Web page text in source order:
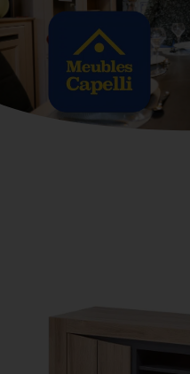
Panneau de gestion des cookies